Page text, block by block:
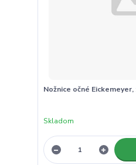
Nožnice očné
Skladom